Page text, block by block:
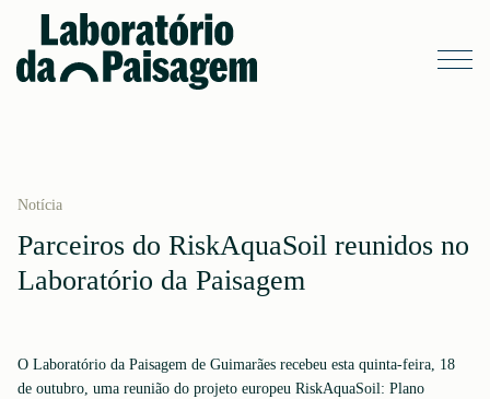
Notícia
Parceiros do RiskAquaSoil reunidos no
Laboratório da Paisagem
O Laboratório da Paisagem de Guimarães recebeu esta quinta-feira, 18
de outubro, uma reunião do projeto europeu RiskAquaSoil: Plano